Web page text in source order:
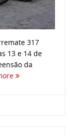
317
13 e 14 de
da